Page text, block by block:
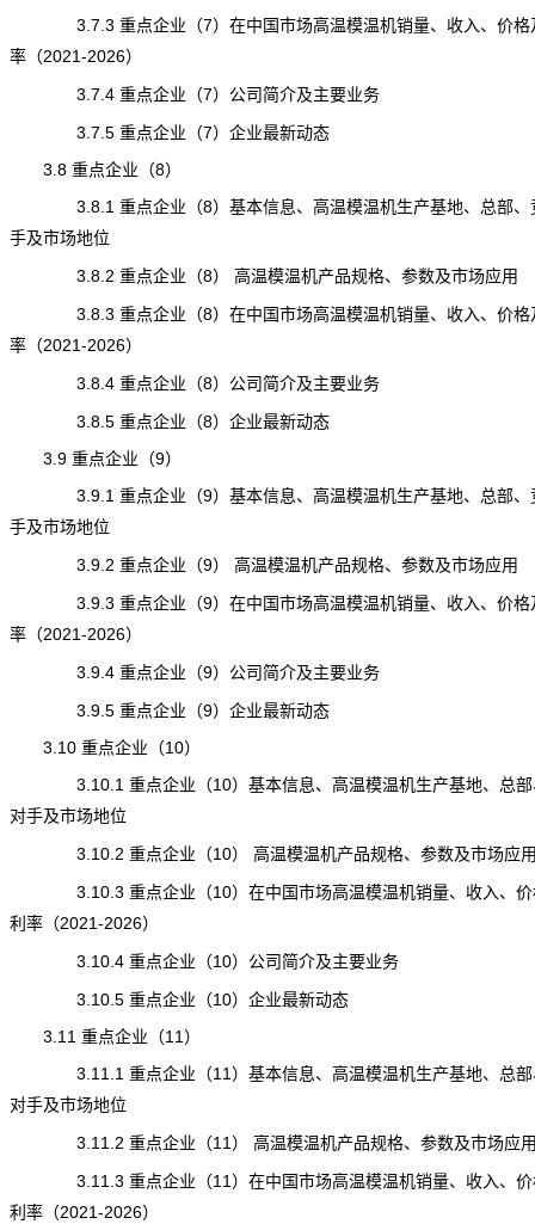
3.7.3 重点企业（7）在中国市场高温模温机销量、收入、价格
率（2021-2026）
3.7.4 重点企业（7）公司简介及主要业务
3.7.5 重点企业（7）企业最新动态
3.8 重点企业（8）
3.8.1 重点企业（8）基本信息、高温模温机生产基地、总部、
手及市场地位
3.8.2 重点企业（8） 高温模温机产品规格、参数及市场应用
3.8.3 重点企业（8）在中国市场高温模温机销量、收入、价格
率（2021-2026）
3.8.4 重点企业（8）公司简介及主要业务
3.8.5 重点企业（8）企业最新动态
3.9 重点企业（9）
3.9.1 重点企业（9）基本信息、高温模温机生产基地、总部、
手及市场地位
3.9.2 重点企业（9） 高温模温机产品规格、参数及市场应用
3.9.3 重点企业（9）在中国市场高温模温机销量、收入、价格
率（2021-2026）
3.9.4 重点企业（9）公司简介及主要业务
3.9.5 重点企业（9）企业最新动态
3.10 重点企业（10）
3.10.1 重点企业（10）基本信息、高温模温机生产基地、总部
对手及市场地位
3.10.2 重点企业（10） 高温模温机产品规格、参数及市场应
3.10.3 重点企业（10）在中国市场高温模温机销量、收入、价
利率（2021-2026）
3.10.4 重点企业（10）公司简介及主要业务
3.10.5 重点企业（10）企业最新动态
3.11 重点企业（11）
3.11.1 重点企业（11）基本信息、高温模温机生产基地、总部
对手及市场地位
3.11.2 重点企业（11） 高温模温机产品规格、参数及市场应
3.11.3 重点企业（11）在中国市场高温模温机销量、收入、价
利率（2021-2026）